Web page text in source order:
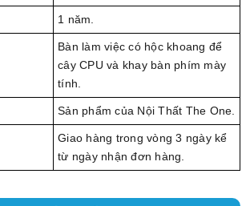
1 năm.
Bàn làm việc có hộc khoang để
cây CPU và khay bàn phím mày
tính.
Sản phẩm của Nội Thất The One.
Giao hàng trong vòng 3 ngày kể
từ ngày nhận đơn hàng.